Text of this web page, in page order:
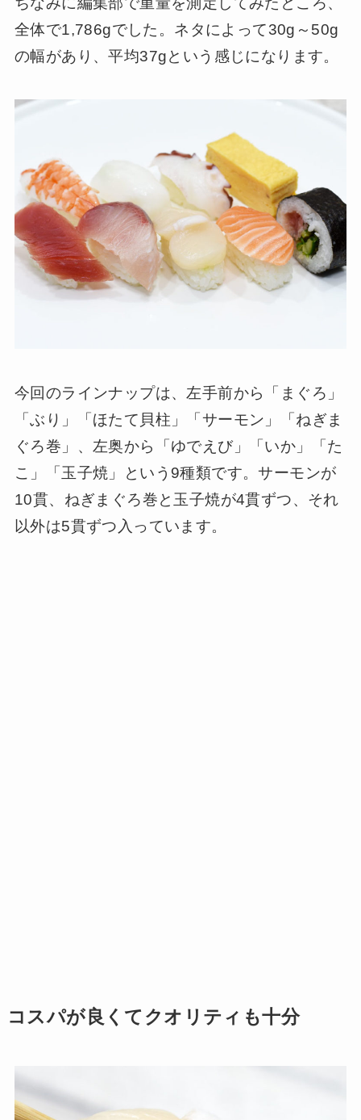
全体で1,786gでした。ネタによって30g～50g
の幅があり、平均37gという感じになります。
今回のラインナップは、左手前から「まぐろ」
「ぶり」「ほたて貝柱」「サーモン」「ねぎま
ぐろ巻」、左奥から「ゆでえび」「いか」「た
こ」「玉子焼」という9種類です。サーモンが
10貫、ねぎまぐろ巻と玉子焼が4貫ずつ、それ
以外は5貫ずつ入っています。
コスパが良くてクオリティも十分